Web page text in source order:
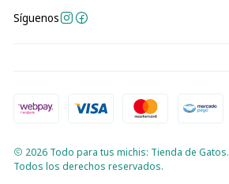
Síguenos
2026 Todo para tus michis: Tienda de Gatos.
Todos los derechos reservados.